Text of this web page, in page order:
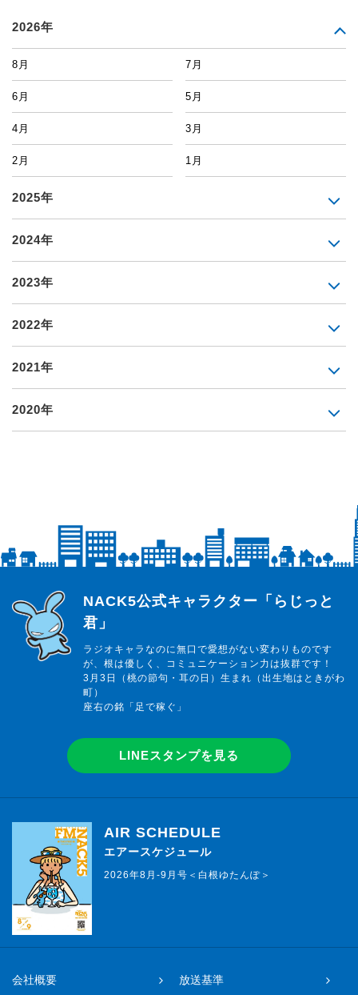
2026年
8月 7月
6月 5月
4月 3月
2月 1月
2025年
2024年
2023年
2022年
2021年
2020年
らじっと君
NACK5公式キャラクター「らじっと
君」
ラジオキャラなのに無口で愛想がない変わりものです
が、根は優しく、コミュニケーション力は抜群です！
3月3日（桃の節句・耳の日）生まれ（出生地はときがわ
町）
座右の銘「足で稼ぐ」
LINEスタンプを見る
AIR SCHEDULE
エアースケジュール
2026年8月-9月号＜白根ゆたんぽ＞
会社概要 放送基準